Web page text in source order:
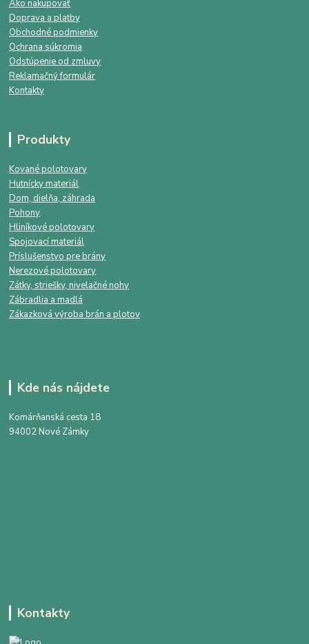
Ako nakupovať
Doprava a platby
Obchodné podmienky
Ochrana súkromia
Odstúpenie od zmluvy
Reklamačný formulár
Kontakty
Produkty
Kované polotovary
Hutnícky materiál
Dom, dielňa, záhrada
Pohony
Hliníkové polotovary
Spojovací materiál
Príslušenstvo pre brány
Nerezové polotovary
Zátky, striešky, nivelačné nohy
Zábradlia a madlá
Zákazková výroba brán a plotov
Kde nás nájdete
Komárňanská cesta 18
94002 Nové Zámky
Kontakty